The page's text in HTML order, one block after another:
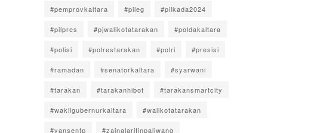
#pemprovkaltara #pileg #pilkada2024
#pilpres #pjwalikotatarakan #poldakaltara
#polisi #polrestarakan #polri #presisi
#ramadan #senatorkaltara #syarwani
#tarakan #tarakanhibot #tarakansmartcity
#wakilgubernurkaltara #walikotatarakan
#yansentp #zainalarifinpaliwang